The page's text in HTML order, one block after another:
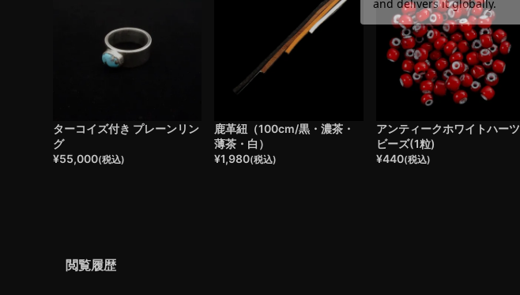
ターコイズ付き プレーンリン
グ
¥55,000(税込)
鹿革紐（100cm/黒・濃茶・
薄茶・白）
¥1,980(税込)
アンティークホワイトハーツ
ビーズ(1粒)
¥440(税込)
閲覧履歴